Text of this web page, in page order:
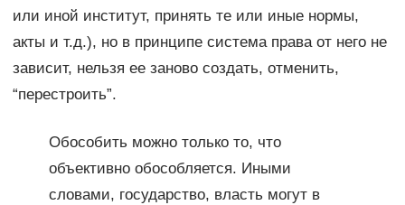
или иной институт, принять те или иные нормы,
акты и т.д.), но в принципе система права от него не
зависит, нельзя ее заново создать, отменить,
“перестроить”.
Обособить можно только то, что
объективно обособляется. Иными
словами, государство, власть могут в